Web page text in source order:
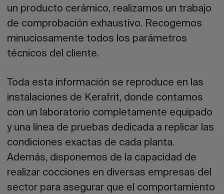
un producto cerámico, realizamos un trabajo
de comprobación exhaustivo. Recogemos
minuciosamente todos los parámetros
técnicos del cliente.
Toda esta información se reproduce en las
instalaciones de Kerafrit, donde contamos
con un laboratorio completamente equipado
y una línea de pruebas dedicada a replicar las
condiciones exactas de cada planta.
Además, disponemos de la capacidad de
realizar cocciones en diversas empresas del
sector para asegurar que el comportamiento